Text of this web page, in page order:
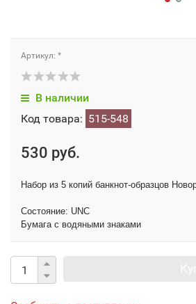
Артикул: *
В наличии
Код товара: 515-548
530 руб.
Набор из 5 копий банкнот-образцов
Состояние: UNC
Бумага с водяными знаками